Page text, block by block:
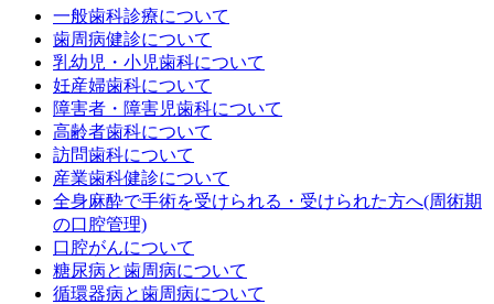
一般歯科診療について
歯周病健診について
乳幼児・小児歯科について
妊産婦歯科について
障害者・障害児歯科について
高齢者歯科について
訪問歯科について
産業歯科健診について
全身麻酔で手術を受けられる・受けられた方へ(周術期
の口腔管理)
口腔がんについて
糖尿病と歯周病について
循環器病と歯周病について